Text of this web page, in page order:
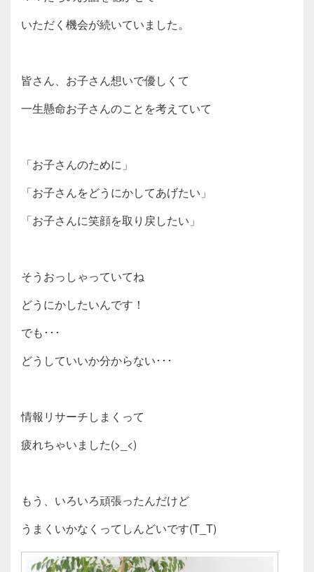
いただく機会が続いていました。
皆さん、お子さん想いで優しくて
一生懸命お子さんのことを考えていて
「お子さんのために」
「お子さんをどうにかしてあげたい」
「お子さんに笑顔を取り戻したい」
そうおっしゃっていてね
どうにかしたいんです！
でも･･･
どうしていいか分からない･･･
情報リサーチしまくって
疲れちゃいました(>_<)
もう、いろいろ頑張ったんだけど
うまくいかなくってしんどいです(T_T)